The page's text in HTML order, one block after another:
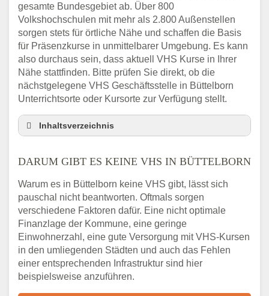
gesamte Bundesgebiet ab. Über 800
Volkshochschulen mit mehr als 2.800 Außenstellen
sorgen stets für örtliche Nähe und schaffen die Basis
für Präsenzkurse in unmittelbarer Umgebung. Es kann
also durchaus sein, dass aktuell VHS Kurse in Ihrer
Nähe stattfinden. Bitte prüfen Sie direkt, ob die
nächstgelegene VHS Geschäftsstelle in Büttelborn
Unterrichtsorte oder Kursorte zur Verfügung stellt.
Inhaltsverzeichnis
3 schnelle Tipps
Büttelborn VHS-Kurse in Ihrer Nähe
Abendschule in der Region rund um
Büttelborn
VHS steht für Erwachsenenbildung
Online-Kurse: Alternative Angebote zum
VHS-Kurs
Vor- und Nachteile von Online-Kursen
DARUM GIBT ES KEINE VHS IN BÜTTELBORN
Warum es in Büttelborn keine VHS gibt, lässt sich
pauschal nicht beantworten. Oftmals sorgen
verschiedene Faktoren dafür. Eine nicht optimale
Finanzlage der Kommune, eine geringe
Einwohnerzahl, eine gute Versorgung mit VHS-Kursen
in den umliegenden Städten und auch das Fehlen
einer entsprechenden Infrastruktur sind hier
beispielsweise anzuführen.